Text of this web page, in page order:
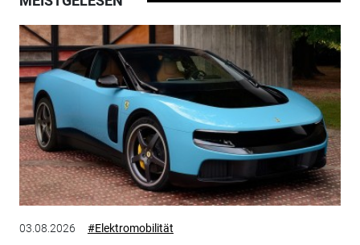
03.08.2026 #Elektromobilität